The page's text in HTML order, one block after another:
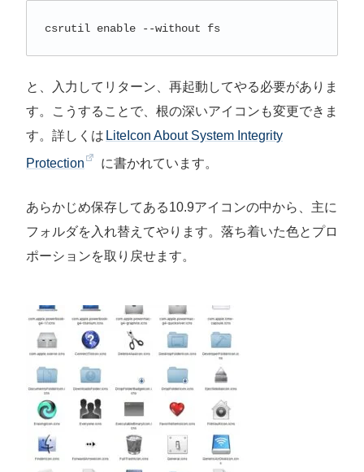
csrutil enable --without fs
と、入力してリターン、再起動してやる必要がありま
す。こうすることで、根の深いアイコンも変更できま
す。詳しくは LiteIcon About System Integrity
Protection に書かれています。
あらかじめ保存してある10.9アイコンの中から、主に
フォルダを入れ替えてやります。落ち着いた色とプロ
ポーションを取り戻せます。